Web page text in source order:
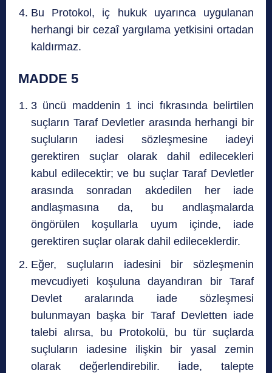
Bu Protokol, iç hukuk uyarınca uygulanan
herhangi bir cezaî yargılama yetkisini ortadan
kaldırmaz.
MADDE 5
3 üncü maddenin 1 inci fıkrasında belirtilen
suçların Taraf Devletler arasında herhangi bir
suçluların iadesi sözleşmesine iadeyi
gerektiren suçlar olarak dahil edilecekleri
kabul edilecektir; ve bu suçlar Taraf Devletler
arasında sonradan akdedilen her iade
andlaşmasına da, bu andlaşmalarda
öngörülen koşullarla uyum içinde, iade
gerektiren suçlar olarak dahil edileceklerdir.
Eğer, suçluların iadesini bir sözleşmenin
mevcudiyeti koşuluna dayandıran bir Taraf
Devlet aralarında iade sözleşmesi
bulunmayan başka bir Taraf Devletten iade
talebi alırsa, bu Protokolü, bu tür suçlarda
suçluların iadesine ilişkin bir yasal zemin
olarak değerlendirebilir. İade, talepte